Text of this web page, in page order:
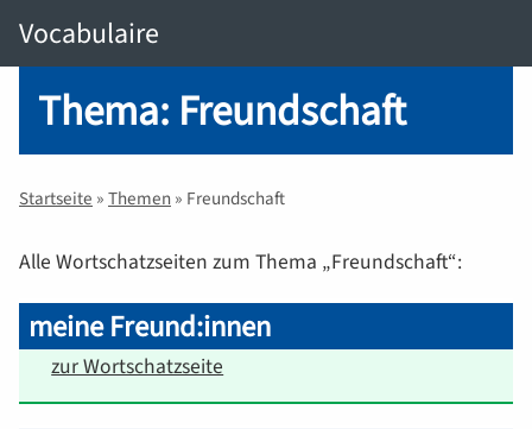
Vocabulaire
Thema: Freundschaft
Startseite » Themen » Freundschaft
Alle Wortschatzseiten zum Thema „Freundschaft“:
meine Freund:innen
zur Wortschatzseite